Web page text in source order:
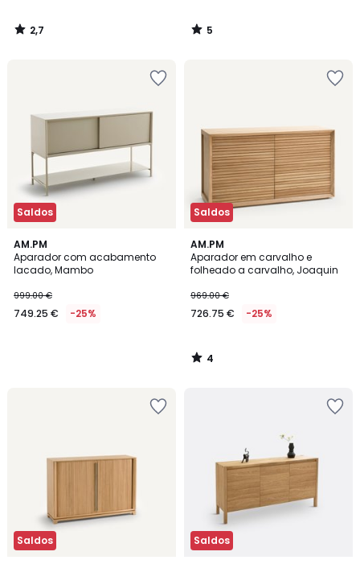
2,7
/
5
/
Saldos
AM.PM
Aparador com acabamento
lacado, Mambo
999.00 €
749.25 € -25%
Saldos
AM.PM
Aparador em carvalho e
folheado a carvalho, Joaquin
969.00 €
726.75 € -25%
4
/
5
4
/
Saldos Saldos